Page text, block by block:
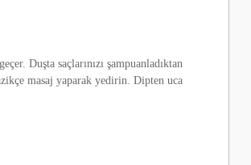
Duşta saçlarınızı şampuanladıktan
masaj yaparak yedirin. Dipten uca